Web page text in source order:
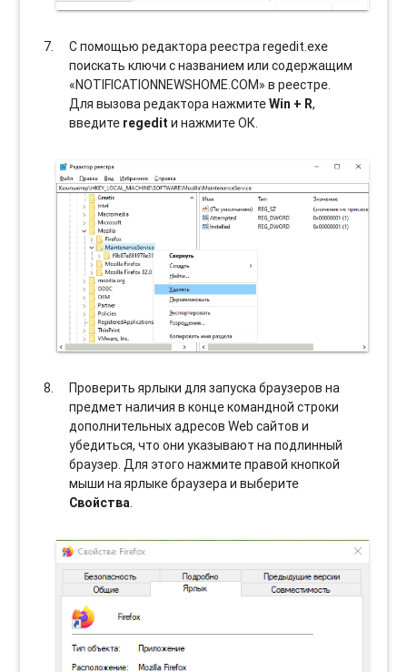
С помощью редактора реестра regedit.exe
поискать ключи с названием или содержащим
«NOTIFICATIONNEWSHOME.COM» в реестре.
Для вызова редактора нажмитеWin + R,
введите regedit и нажмите ОК.
Проверить ярлыки для запуска браузеров на
предмет наличия в конце командной строки
дополнительных адресов Web сайтов и
убедиться, что они указывают на подлинный
браузер. Для этого нажмите правой кнопкой
мыши на ярлыке браузера и выберите
Свойства.